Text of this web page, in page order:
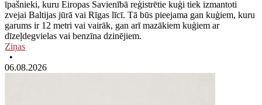
īpašnieki, kuru Eiropas Savienībā reģistrētie kuģi tiek izmantoti
zvejai Baltijas jūrā vai Rīgas līcī. Tā būs pieejama gan kuģiem, kuru
garums ir 12 metri vai vairāk, gan arī mazākiem kuģiem ar
dīzeļdegvielas vai benzīna dzinējiem.
Ziņas
•
06.08.2026